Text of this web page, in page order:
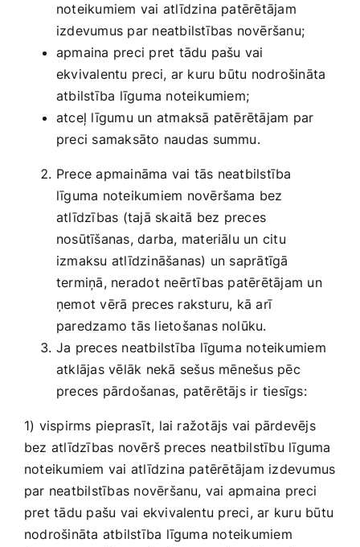
noteikumiem vai atlīdzina patērētājam
izdevumus par neatbilstības novēršanu;
apmaina preci pret tādu pašu vai
ekvivalentu preci, ar kuru būtu nodrošināta
atbilstība līguma noteikumiem;
atceļ līgumu un atmaksā patērētājam par
preci samaksāto naudas summu.
Prece apmaināma vai tās neatbilstība
līguma noteikumiem novēršama bez
atlīdzības (tajā skaitā bez preces
nosūtīšanas, darba, materiālu un citu
izmaksu atlīdzināšanas) un saprātīgā
termiņā, neradot neērtības patērētājam un
ņemot vērā preces raksturu, kā arī
paredzamo tās lietošanas nolūku.
Ja preces neatbilstība līguma noteikumiem
atklājas vēlāk nekā sešus mēnešus pēc
preces pārdošanas, patērētājs ir tiesīgs:
1) vispirms pieprasīt, lai ražotājs vai pārdevējs
bez atlīdzības novērš preces neatbilstību līguma
noteikumiem vai atlīdzina patērētājam izdevumus
par neatbilstības novēršanu, vai apmaina preci
pret tādu pašu vai ekvivalentu preci, ar kuru būtu
nodrošināta atbilstība līguma noteikumiem